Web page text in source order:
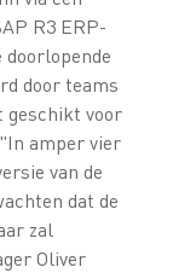
R3 ERP-
doorlopende
door teams
geschikt voor
amper vier
van de
dat de
zal
Oliver